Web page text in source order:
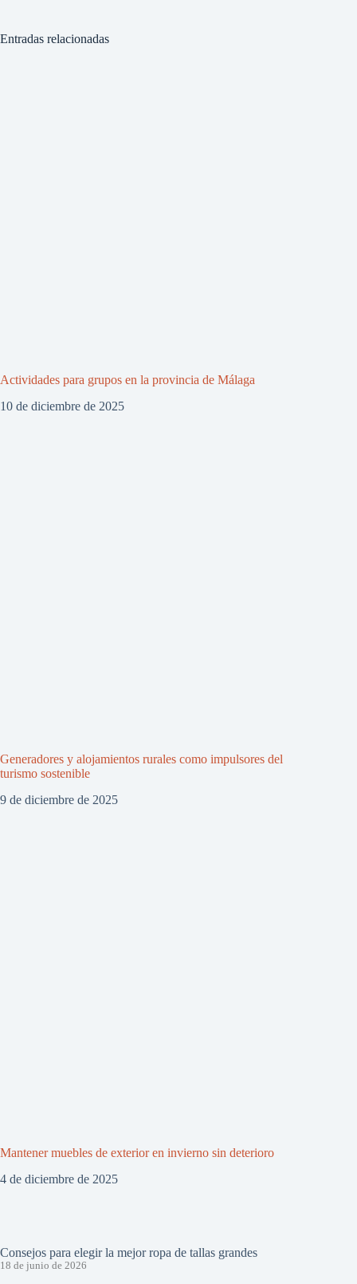
Entradas relacionadas
Actividades para grupos en la provincia de Málaga
10 de diciembre de 2025
Generadores y alojamientos rurales como impulsores del
turismo sostenible
9 de diciembre de 2025
Mantener muebles de exterior en invierno sin deterioro
4 de diciembre de 2025
Consejos para elegir la mejor ropa de tallas grandes
18 de junio de 2026